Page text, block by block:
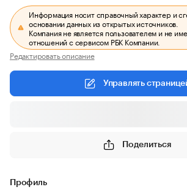
Информация носит справочный характер и
основании данных из открытых источников.
Компания не является пользователем и не
отношений с сервисом РБК Компании.
Редактировать описание
Управлять
Поделиться
Профиль